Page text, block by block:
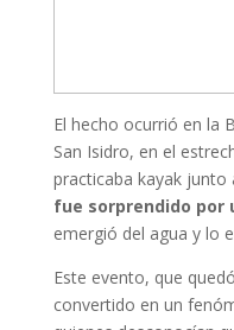
El hecho ocurrió en la
San Isidro, en el
practicaba kayak junto
fue sorprendido por
emergió del agua y lo
Este evento, que
convertido en un